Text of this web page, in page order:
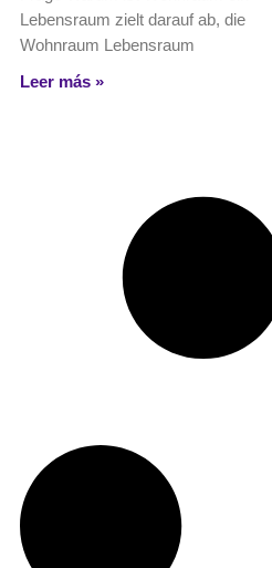
Lebensraum zielt darauf ab, die
Wohnraum Lebensraum
Leer más »